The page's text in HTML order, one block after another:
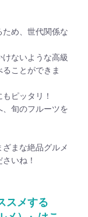
め、世代関係な
ないような高級
ことができま
ピッタリ！
旬のフルーツを
まな絶品グルメ
いね！
スメする